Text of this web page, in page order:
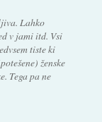
Lahko
v jami itd. Vsi
tiste ki
ženske
Tega pa ne